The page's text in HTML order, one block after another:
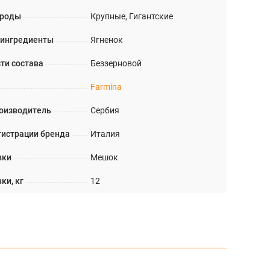
Крупные, Гигантские
Ягненок
состава Беззерновой
Farmina
Сербия
бренда Италия
Мешок
кг 12